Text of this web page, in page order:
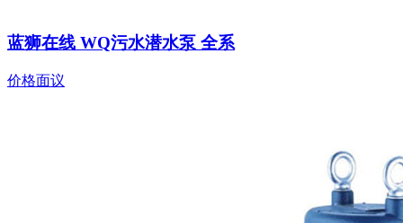
蓝狮在线 WQ污水潜水泵 全系
价格面议